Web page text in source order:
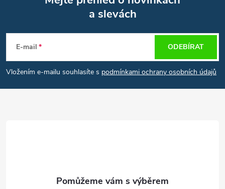
p
a
a slevách
E-mail
Vložením e-mailu souhlasíte s podmínkami ochrany osobních údajů
ODEBÍRAT